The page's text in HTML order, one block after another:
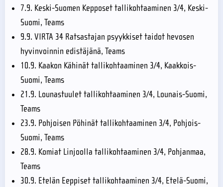
7.9. Keski-Suomen Kepposet tallikohtaaminen 3/4, Keski-
Suomi, Teams
9.9. VIRTA 34 Ratsastajan psyykkiset taidot hevosen
hyvinvoinnin edistäjänä, Teams
10.9. Kaakon Kähinät tallikohtaaminen 3/4, Kaakkois-
Suomi, Teams
21.9. Lounastuulet tallikohtaaminen 3/4, Lounais-Suomi,
Teams
23.9. Pohjoisen Pöhinät tallikohtaaminen 3/4, Pohjois-
Suomi, Teams
28.9. Komiat Linjoolla tallikohtaaminen 3/4, Pohjanmaa,
Teams
30.9. Etelän Eeppiset tallikohtaaminen 3/4, Etelä-Suomi,